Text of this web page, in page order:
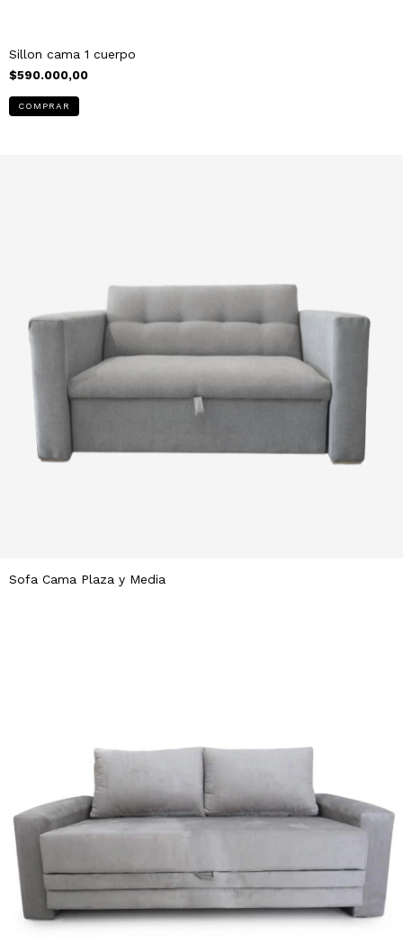
Sillon cama 1 cuerpo
$590.000,00
Sofa Cama Plaza y Media